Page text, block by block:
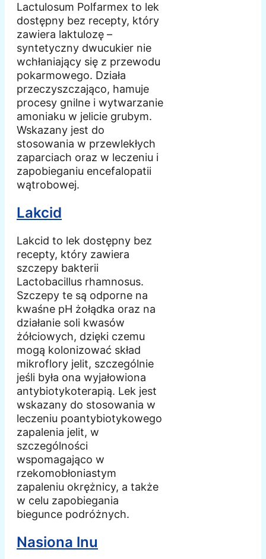
Lactulosum Polfarmex to lek
dostępny bez recepty, który
zawiera laktulozę –
syntetyczny dwucukier nie
wchłaniający się z przewodu
pokarmowego. Działa
przeczyszczająco, hamuje
procesy gnilne i wytwarzanie
amoniaku w jelicie grubym.
Wskazany jest do
stosowania w przewlekłych
zaparciach oraz w leczeniu i
zapobieganiu encefalopatii
wątrobowej.
Lakcid
Lakcid to lek dostępny bez
recepty, który zawiera
szczepy bakterii
Lactobacillus rhamnosus.
Szczepy te są odporne na
kwaśne pH żołądka oraz na
działanie soli kwasów
żółciowych, dzięki czemu
mogą kolonizować skład
mikroflory jelit, szczególnie
jeśli była ona wyjałowiona
antybiotykoterapią. Lek jest
wskazany do stosowania w
leczeniu poantybiotykowego
zapalenia jelit, w
szczególności
wspomagająco w
rzekomobłoniastym
zapaleniu okrężnicy, a także
w celu zapobiegania
biegunce podróżnych.
Nasiona lnu